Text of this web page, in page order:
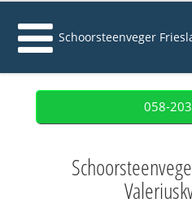
Schoorsteenveger
058-